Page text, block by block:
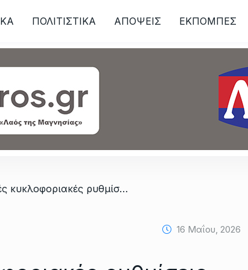
ΠΟΛΙΤΙΣΤΙΚΑ ΑΠΟΨΕΙΣ ΕΚΠΟΜΠΕΣ
/ Προσωρινές κυκλοφοριακές ρυθμίσεις στην Εθνική Οδό
16 Μαΐου, 2026